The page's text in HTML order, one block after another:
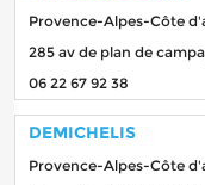
Provence-Alpes-Côte
285 av de plan de
06 22 67 92 38
DEMICHELIS
Provence-Alpes-Côte